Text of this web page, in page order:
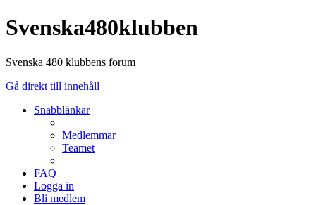
Svenska480klubben
Svenska 480 klubbens forum
Gå direkt till innehåll
Snabblänkar
Medlemmar
Teamet
FAQ
Logga in
Bli medlem